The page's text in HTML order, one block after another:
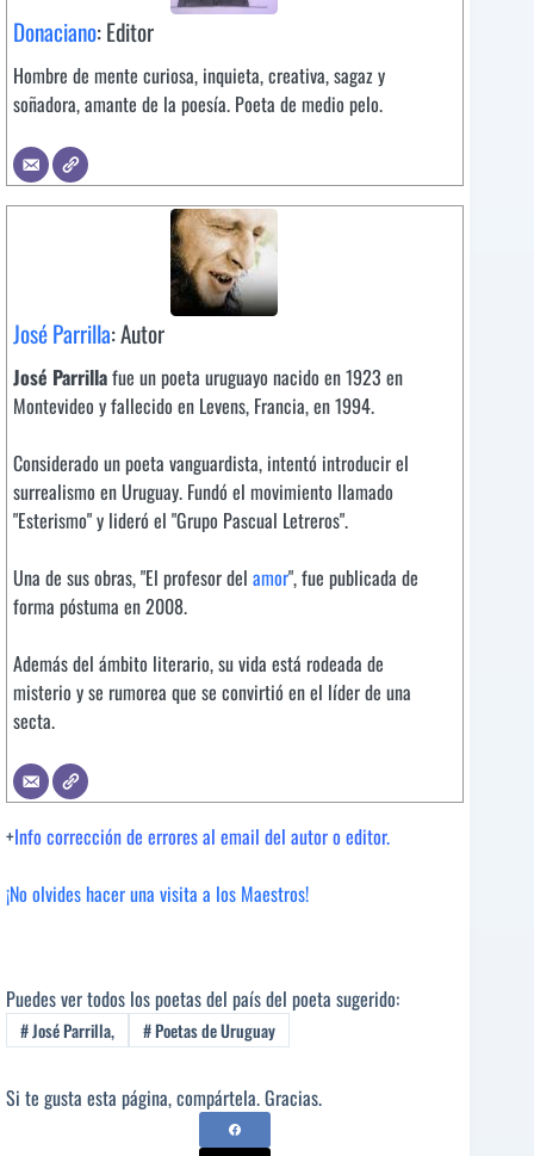
Donaciano: Editor
Hombre de mente curiosa, inquieta, creativa, sagaz y
soñadora, amante de la poesía. Poeta de medio pelo.
José Parrilla: Autor
José Parrillafue un poeta uruguayo nacido en 1923 en
Montevideo y fallecido en Levens, Francia, en 1994.
Considerado un poeta vanguardista, intentó introducir el
surrealismo en Uruguay. Fundó el movimiento llamado
"Esterismo" y lideró el "Grupo Pascual Letreros".
Una de sus obras, "El profesor del amor", fue publicada de
forma póstuma en 2008.
Además del ámbito literario, su vida está rodeada de
misterio y se rumorea que se convirtió en el líder de una
secta.
+Info corrección de errores al email del autor o editor.
¡No olvides hacer una visita a los Maestros!
Puedes ver todos los poetas del país del poeta sugerido:
#José Parrilla, #Poetas de Uruguay
Si te gusta esta página, compártela. Gracias.